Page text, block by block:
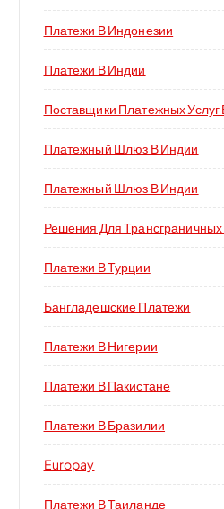
Платежи В Индонезии
Платежи В Индии
Поставщики Платежных Услуг
Платежный Шлюз В Индии
Платежный Шлюз В Индии
Решения Для
Платежи В Турции
Бангладешские Платежи
Платежи В Нигерии
Платежи В Пакистане
Платежи В Бразилии
Europay
Платежи В Таиланде